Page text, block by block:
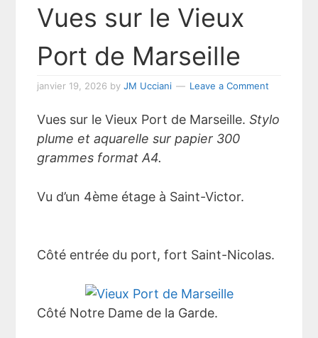
Vues sur le Vieux
Port de Marseille
janvier 19, 2026 byJM Ucciani Leave a Comment
Vues sur le Vieux Port de Marseille.Stylo
plume et aquarelle sur papier 300
grammes format A4.
Vu d’un 4ème étage à Saint-Victor.
Côté entrée du port, fort Saint-Nicolas.
Côté Notre Dame de la Garde.